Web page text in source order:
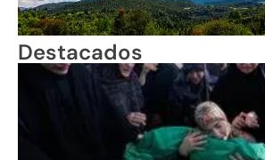
Destacados